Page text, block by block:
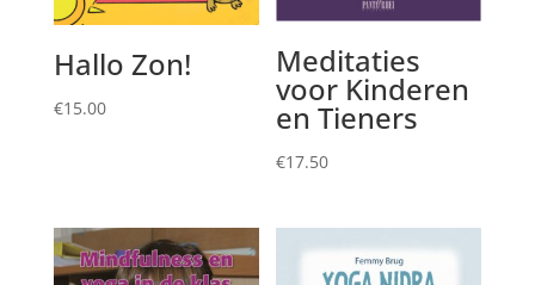
Hallo Zon!
€15.00
Meditaties
voor Kinderen
en Tieners
€17.50